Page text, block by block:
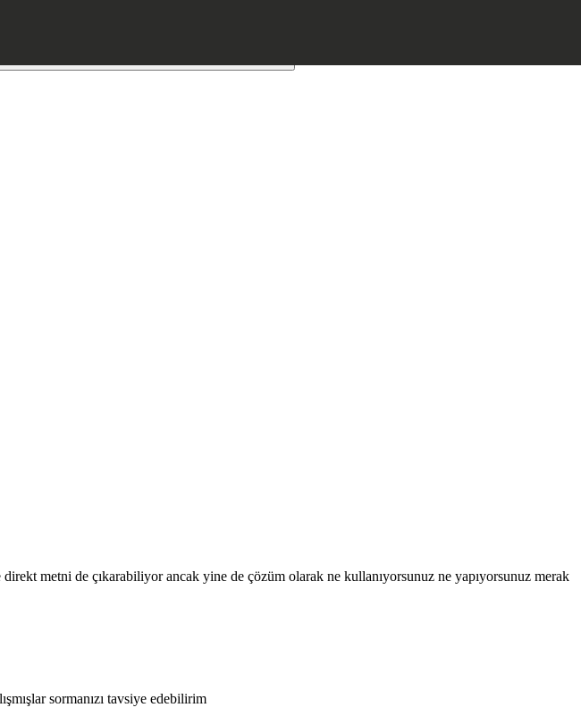
metni de çıkarabiliyor ancak yine de çözüm olarak ne kullanıyorsunuz ne yapıyorsunuz merak
sormanızı tavsiye edebilirim